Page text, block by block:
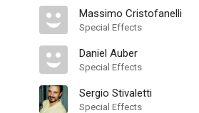
Massimo Cristofanelli
Special Effects
Daniel Auber
Special Effects
Sergio Stivaletti
Special Effects